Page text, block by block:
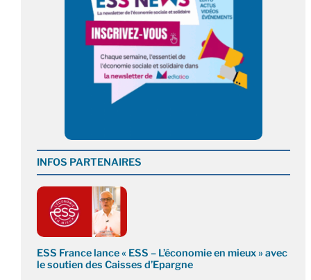
INFOS PARTENAIRES
ESS France lance « ESS – L’économie en mieux » avec
le soutien des Caisses d’Epargne